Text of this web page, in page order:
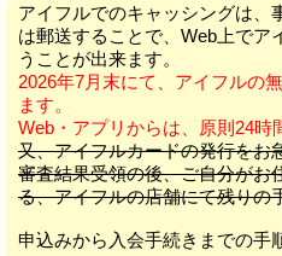
アイフルでのキャッシングは、
は郵送することで、Web上でア
うことが出来ます。
2026年7月末にて、アイフルの
ます。
Web・アプリからは、原則24時
又、アイフルカードの発行をお
審査結果受領の後、ご自分がお
る、アイフルの店舗にて残りの
申込みから入会手続きまでの手